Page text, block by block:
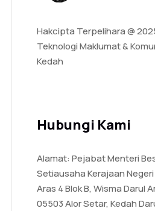
Hakcipta Terpelihara @
Teknologi Maklumat &
Kedah
Hubungi Kami
Alamat: Pejabat Menteri
Setiausaha Kerajaan Negeri
Aras 4 Blok B, Wisma Darul
05503 Alor Setar, Kedah